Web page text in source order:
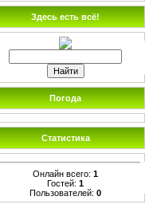
Здесь есть всё!
Погода
Статистика
Онлайн всего: 1
Гостей: 1
Пользователей: 0